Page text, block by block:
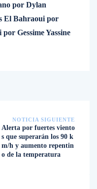
por Dylan
El Bahraoui por
Gessime Yassine
NOTICIA SIGUIENTE
Alerta por fuertes viento
s que superarán los 90 k
m/h y aumento repentin
o de la temperatura